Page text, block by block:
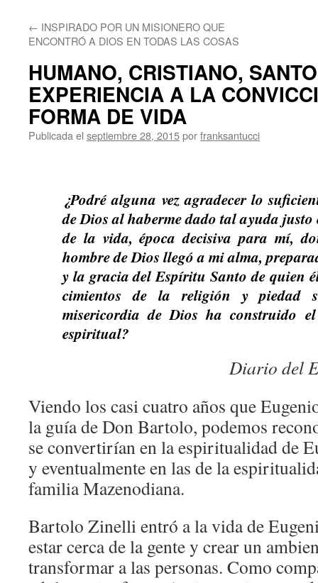
← INSPIRADO POR UN MISIONERO QUE
ENCONTRÓ A DIOS EN TODAS LAS COSAS
HUMANO, CRISTIANO,
EXPERIENCIA A LA
FORMA DE VIDA
Publicada el septiembre 28, 2015porfranksantucci
¿Podré alguna vez agradecer lo
de Dios al haberme dado tal ayuda
de la vida, época decisiva para mí,
hombre de Dios llegó a mi alma,
y la gracia del Espíritu Santo de quien
cimientos de la religión y piedad
misericordia de Dios ha construido
espiritual?
Diario del
Viendo los casi cuatro años que
la guía de Don Bartolo, podemos
se convertirían en la espiritualidad de
y eventualmente en las de la
familia Mazenodiana.
Bartolo Zinelli entró a la vida de
estar cerca de la gente y crear un
transformar a las personas. Como